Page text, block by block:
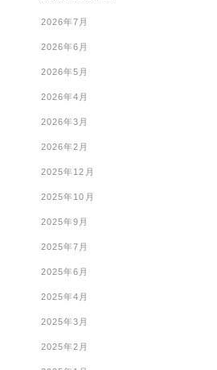
2026年7月
2026年6月
2026年5月
2026年4月
2026年3月
2026年2月
2025年12月
2025年10月
2025年9月
2025年7月
2025年6月
2025年4月
2025年3月
2025年2月